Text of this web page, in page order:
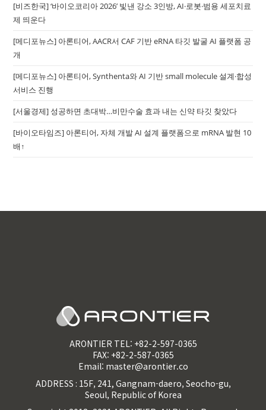
[비즈한국] ‘바이오코리아 2026’ 빛낸 강소 3인방, AI·로봇·범용 세포치료
제 띄운다
[메디포뉴스] 아론티어, AACR서 CAF 기반 eRNA 타깃 발굴 AI 플랫폼 공
개
[메디포뉴스] 아론티어, Synthenta와 AI 기반 small molecule 설계·합성
서비스 진행
[서울경제] 성공하면 초대박…비만수술 효과 내는 신약 타깃 찾았다
[바이오타임즈] 아론티어, 자체 개발 AI 설계 플랫폼으로 mRNA 발현 10
배↑
ARONTIER TEL: +82-2-597-0365
FAX: +82-2-587-0365
Email: master@arontier.co
ADDRESS : 15F, 241, Gangnam-daero, Seocho-gu,
Seoul, Republic of Korea